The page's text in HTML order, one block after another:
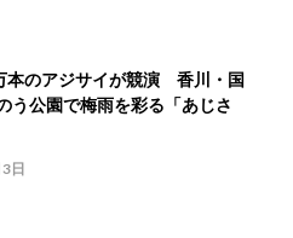
本のアジサイが競演 香川・国
う公園で梅雨を彩る「あじさ
日